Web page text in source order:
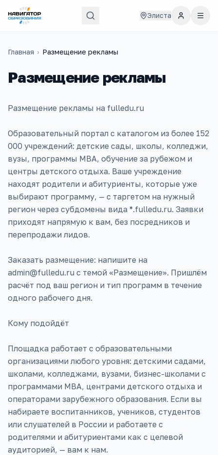
Элиста
Главная › Размещение рекламы
Размещение рекламы
Размещение рекламы на fulledu.ru
Образовательный портал с каталогом из более 152
000 учреждений: детские сады, школы, колледжи,
вузы, программы MBA, обучение за рубежом и
центры детского отдыха. Ваше учреждение
находят родители и абитуриенты, которые уже
выбирают программу, — с таргетом на нужный
регион через субдомены вида *.fulledu.ru. Заявки
приходят напрямую к вам, без посредников и
перепродажи лидов.
Заказать размещение: напишите на
admin@fulledu.ru с темой «Размещение». Пришлём
расчёт под ваш регион и тип программ в течение
одного рабочего дня.
Кому подойдёт
Площадка работает с образовательными
организациями любого уровня: детскими садами,
школами, колледжами, вузами, бизнес-школами с
программами MBA, центрами детского отдыха и
операторами зарубежного образования. Если вы
набираете воспитанников, учеников, студентов
или слушателей в России и работаете с
родителями и абитуриентами как с целевой
аудиторией, — вам к нам.